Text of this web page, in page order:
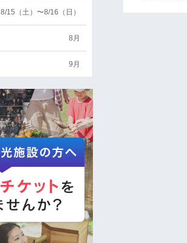
8/15（土）〜8/16（日）
8月
9月